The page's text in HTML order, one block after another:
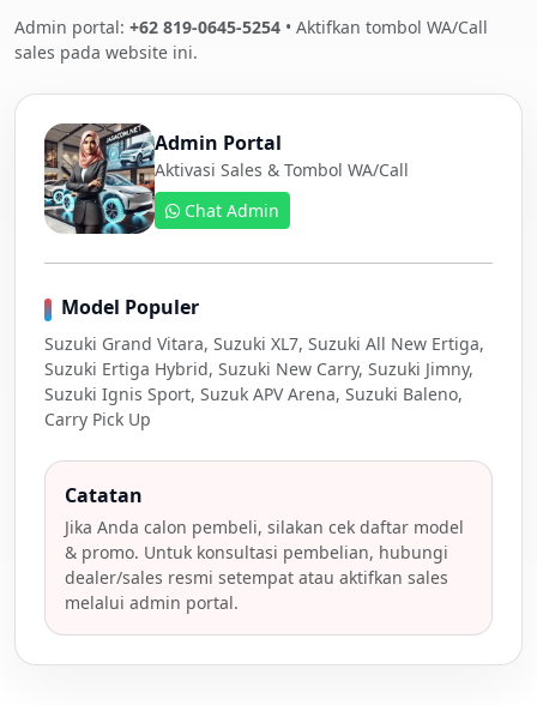
Admin portal: +62 819-0645-5254 • Aktifkan tombol WA/Call
sales pada website ini.
Admin Portal
Aktivasi Sales & Tombol WA/Call
Chat Admin
Model Populer
Suzuki Grand Vitara, Suzuki XL7, Suzuki All New Ertiga,
Suzuki Ertiga Hybrid, Suzuki New Carry, Suzuki Jimny,
Suzuki Ignis Sport, Suzuk APV Arena, Suzuki Baleno,
Carry Pick Up
Catatan
Jika Anda calon pembeli, silakan cek daftar model
& promo. Untuk konsultasi pembelian, hubungi
dealer/sales resmi setempat atau aktifkan sales
melalui admin portal.